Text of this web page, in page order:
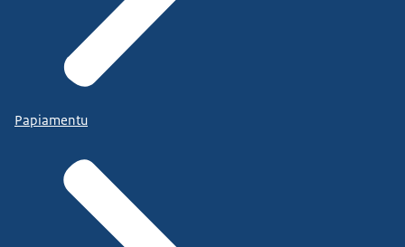
Papiamentu